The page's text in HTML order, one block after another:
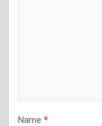
Name *